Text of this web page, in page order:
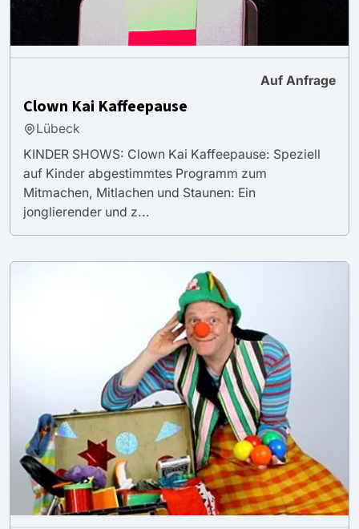
Auf Anfrage
Clown Kai Kaffeepause
Lübeck
KINDER SHOWS: Clown Kai Kaffeepause: Speziell
auf Kinder abgestimmtes Programm zum
Mitmachen, Mitlachen und Staunen: Ein
jonglierender und z...